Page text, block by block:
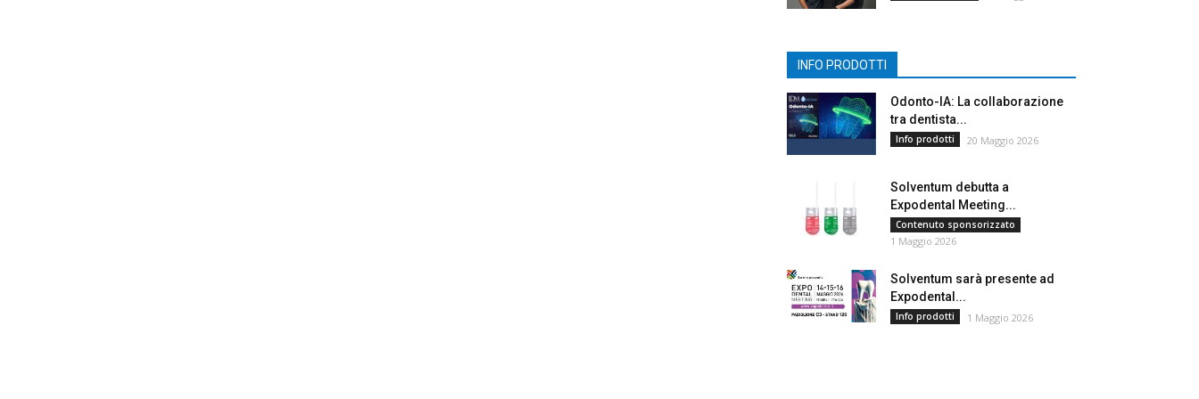
INFO PRODOTTI
Odonto-IA: La collaborazione
tra dentista...
Info prodotti 20 Maggio 2026
Solventum debutta a
Expodental Meeting...
Contenuto sponsorizzato
1 Maggio 2026
Solventum sarà presente ad
Expodental...
Info prodotti 1 Maggio 2026